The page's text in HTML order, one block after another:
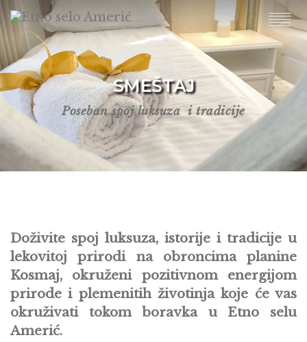
SMEŠTAJ
Poseban spoj luksuza i tradicije
Doživite spoj luksuza, istorije i tradicije u
lekovitoj prirodi na obroncima planine
Kosmaj, okruženi pozitivnom energijom
prirode i plemenitih životinja koje će vas
okruživati tokom boravka u Etno selu
Amerić.